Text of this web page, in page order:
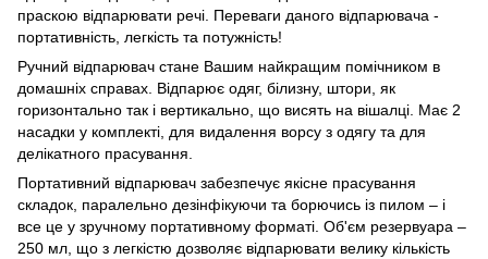
праскою відпарювати речі. Переваги даного відпарювача -
портативність, легкість та потужність!
Ручний відпарювач стане Вашим найкращим помічником в
домашніх справах. Відпарює одяг, білизну, штори, як
горизонтально так і вертикально, що висять на вішалці. Має 2
насадки у комплекті, для видалення ворсу з одягу та для
делікатного прасування.
Портативний відпарювач забезпечує якісне прасування
складок, паралельно дезінфікуючи та борючись із пилом – і
все це у зручному портативному форматі. Об'єм резервуара –
250 мл, що з легкістю дозволяє відпарювати велику кількість